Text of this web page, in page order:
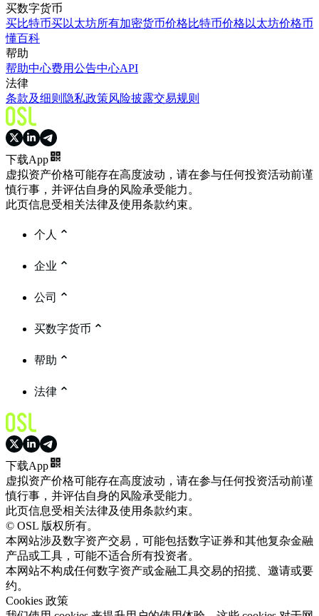
买数字货币
买比特币买以太坊所有加密货币价格比特币价格 以太坊价格币
懂百科
帮助
帮助中心费用公告中心API
法律
条款及细则 隐私政策风险披露交易规则
下载App
虚拟资产价格可能存在高度波动，请在参与任何投资活动前谨
慎行事，并评估自身的风险承受能力。
此页信息受相关法律及使用条款约束。
个人
企业
公司
买数字货币
帮助
法律
下载App
虚拟资产价格可能存在高度波动，请在参与任何投资活动前谨
慎行事，并评估自身的风险承受能力。
此页信息受相关法律及使用条款约束。
© OSL 版权所有。
本网站涉及数字资产交易，可能包括数字证券和其他复杂金融
产品或工具，可能不适合所有投资者。
本网站不构成任何数字资产或金融工具交易的招揽、邀请或要
约。
Cookies 政策